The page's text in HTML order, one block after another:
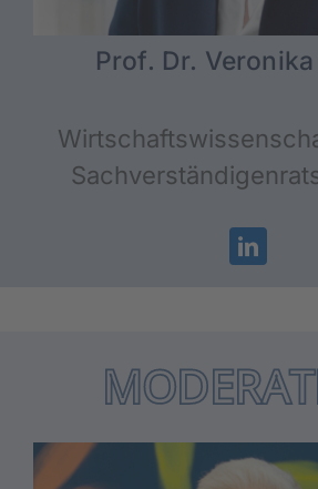
Prof. Dr.